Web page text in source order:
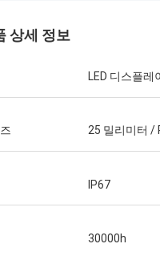
비슷한 사각 헤드 부츠를 구입하
기에는 너무 좋은고 지금 지치
상세 정보
LED 디스플레
25 밀리미터 /
IP67
30000h